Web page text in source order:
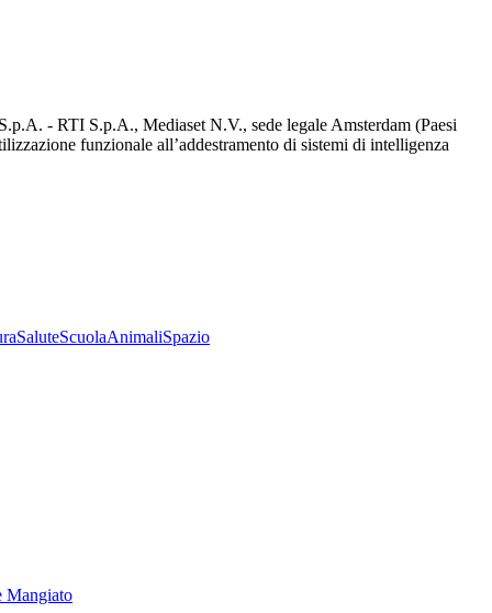
- RTI S.p.A., Mediaset N.V., sede legale Amsterdam (Paesi
funzionale all’addestramento di sistemi di intelligenza
SaluteScuolaAnimaliSpazio
Mangiato